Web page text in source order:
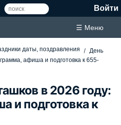
Войти
☰ Меню
даты, поздравления
День
афиша и подготовка к 655-
в 2026 году:
и подготовка к